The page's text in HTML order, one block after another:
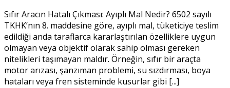
Sıfır Aracın Hatalı Çıkması: Ayıplı Mal Nedir? 6502 sayılı
TKHK’nın 8. maddesine göre, ayıplı mal, tüketiciye teslim
edildiği anda taraflarca kararlaştırılan özelliklere uygun
olmayan veya objektif olarak sahip olması gereken
nitelikleri taşımayan maldır. Örneğin, sıfır bir araçta
motor arızası, şanzıman problemi, su sızdırması, boya
hataları veya fren sisteminde kusurlar gibi [...]